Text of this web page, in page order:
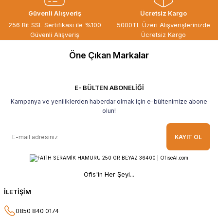
Kaliteli ürün, güvenli alışveriş ve
teşekkür ederim.
hediye ile geldi Teşekkür ederim Tavsiye
Ahmet Yılmaz | 29/04/2026
paketlenmiş, sorunsuz teslim aldım,
O... A... | 10/02/2026
Güvenli Alışveriş
256 Bit SSL Sertifikası ile %100
Güvenli Alışveriş
Ücretsiz Kargo
5000TL Üzeri Alışverişlerinizde
Ücretsiz Kargo
Öne Çıkan Markalar
E- BÜLTEN ABONELİĞİ
Kampanya ve yeniliklerden haberdar olmak için e-bültenimize abone
olun!
KAYIT OL
Ofis'in Her Şeyi...
İLETİŞİM
0850 840 0174